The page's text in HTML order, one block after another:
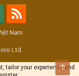
Nam
Ltd.
tailor your experience and
Top